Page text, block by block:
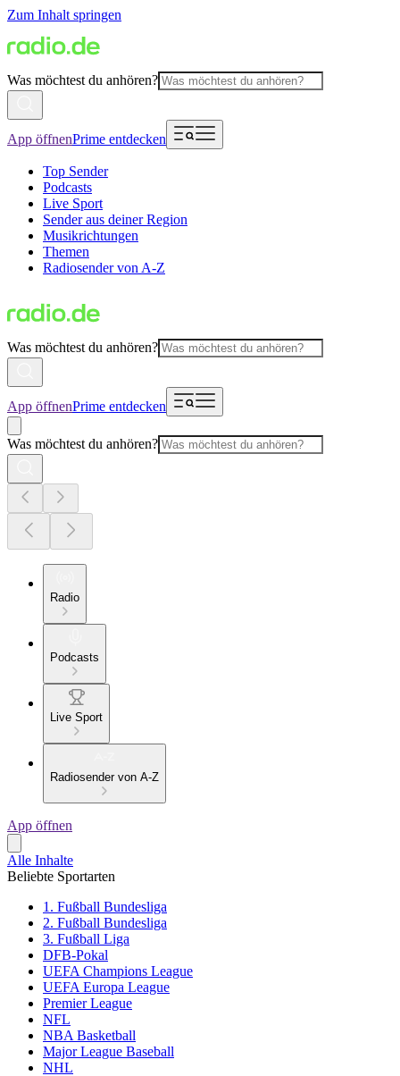
Zum Inhalt springen
Was möchtest du anhören?
App öffnenPrime entdecken
Top Sender
Podcasts
Live Sport
Sender aus deiner Region
Musikrichtungen
Themen
Radiosender von A-Z
Was möchtest du anhören?
App öffnenPrime entdecken
Was möchtest du anhören?
Radio
Podcasts
Live Sport
Radiosender von A-Z
App öffnen
Alle Inhalte
Beliebte Sportarten
1. Fußball Bundesliga
2. Fußball Bundesliga
3. Fußball Liga
DFB-Pokal
UEFA Champions League
UEFA Europa League
Premier League
NFL
NBA Basketball
Major League Baseball
NHL